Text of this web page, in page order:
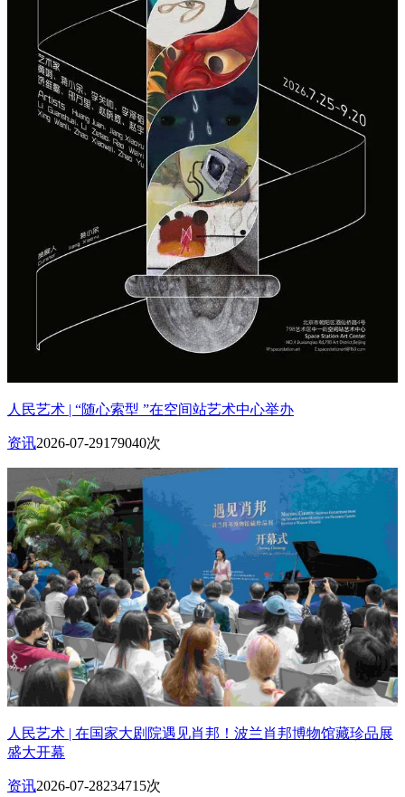
人民艺术 | “随心索型 ”在空间站艺术中心举办
资讯2026-07-29179040次
人民艺术 | 在国家大剧院遇见肖邦！波兰肖邦博物馆藏珍品展
盛大开幕
资讯2026-07-28234715次